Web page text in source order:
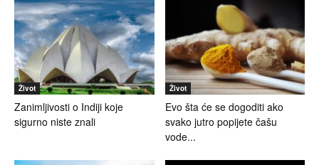
Život
Zanimljivosti o Indiji koje
sigurno niste znali
Život
Evo šta će se dogoditi ako
svako jutro popijete čašu
vode...